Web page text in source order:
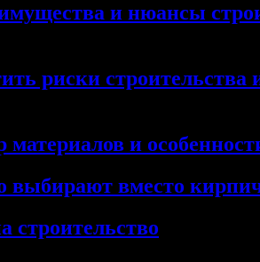
и нюансы
риски строительства
и
выбирают вместо
строительство